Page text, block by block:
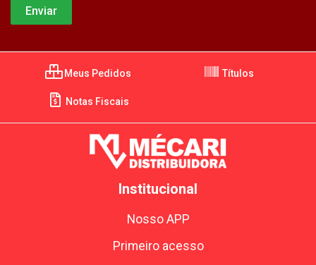
Meus Pedidos Títulos
Notas Fiscais
Institucional
Nosso APP
Primeiro acesso